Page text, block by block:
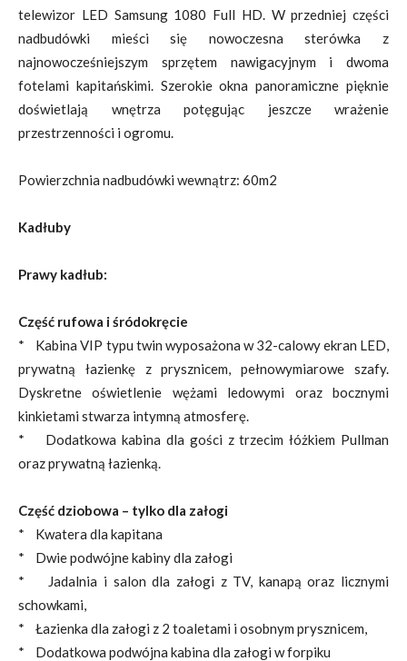
telewizor LED Samsung 1080 Full HD. W przedniej części
nadbudówki mieści się nowoczesna sterówka z
najnowocześniejszym sprzętem nawigacyjnym i dwoma
fotelami kapitańskimi. Szerokie okna panoramiczne pięknie
doświetlają wnętrza potęgując jeszcze wrażenie
przestrzenności i ogromu.
Powierzchnia nadbudówki wewnątrz: 60m2
Kadłuby
Prawy kadłub:
Część rufowa i śródokręcie
* Kabina VIP typu twin wyposażona w 32-calowy ekran LED,
prywatną łazienkę z prysznicem, pełnowymiarowe szafy.
Dyskretne oświetlenie wężami ledowymi oraz bocznymi
kinkietami stwarza intymną atmosferę.
* Dodatkowa kabina dla gości z trzecim łóżkiem Pullman
oraz prywatną łazienką.
Część dziobowa – tylko dla załogi
* Kwatera dla kapitana
* Dwie podwójne kabiny dla załogi
* Jadalnia i salon dla załogi z TV, kanapą oraz licznymi
schowkami,
* Łazienka dla załogi z 2 toaletami i osobnym prysznicem,
* Dodatkowa podwójna kabina dla załogi w forpiku